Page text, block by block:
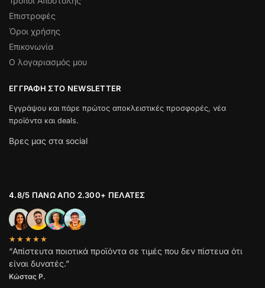
Επιστροφές
Όροι χρήσης
Επικονωνία
Ο λογαριασμός μου
ΕΓΓΡΑΦΉ ΣΤΟ NEWSLETTER
Εγγράψου και πάρε πρώτος αποκλειστικές προσφορές, νέα
προϊόντα και deals.
Βρες μας στα social
4.8/5 ΠΆΝΩ ΑΠΌ 2.300+ ΠΕΛΆΤΕΣ
★★★★★
“Απίστευτα ποιοτικά προϊόντα σε τιμές που δεν πίστευα ότι
είναι δυνατές.”
Κώστας Ρ.